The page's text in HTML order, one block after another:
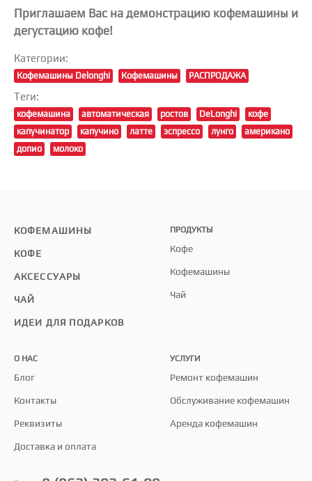
Приглашаем Вас на демонстрацию кофемашины и
дегустацию кофе!
Категории:
Кофемашины Delonghi Кофемашины РАСПРОДАЖА
Теги:
кофемашина автоматическая ростов DeLonghi
кофе
капучинатор
капучино латте эспрессо лунго
американо
допио
молоко
КОФЕМАШИНЫ
КОФЕ
АКСЕССУАРЫ
ЧАЙ
ИДЕИ ДЛЯ ПОДАРКОВ
ПРОДУКТЫ
Кофе
Кофемашины
Чай
О НАС
Блог
Контакты
Реквизиты
Доставка и оплата
УСЛУГИ
Ремонт кофемашин
Обслуживание кофемашин
Аренда кофемашин